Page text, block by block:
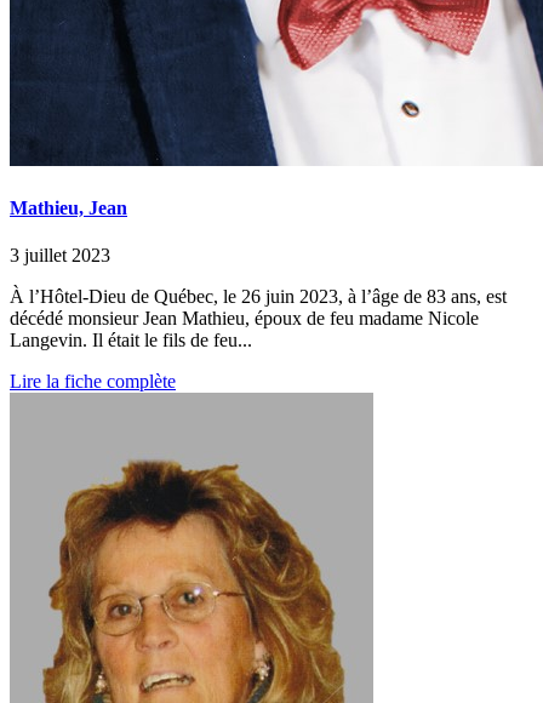
Mathieu, Jean
3 juillet 2023
À l’Hôtel-Dieu de Québec, le 26 juin 2023, à l’âge de 83 ans, est
décédé monsieur Jean Mathieu, époux de feu madame Nicole
Langevin. Il était le fils de feu...
Lire la fiche complète